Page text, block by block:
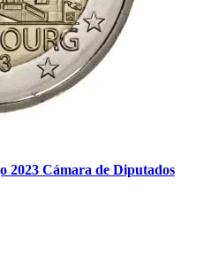
2023 Cámara de Diputados